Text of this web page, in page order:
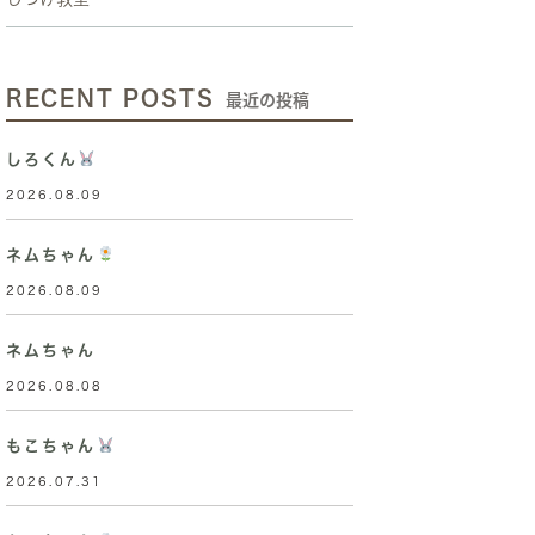
RECENT POSTS 最近の投稿
しろくん
2026.08.09
ネムちゃん
2026.08.09
ネムちゃん
2026.08.08
もこちゃん
2026.07.31